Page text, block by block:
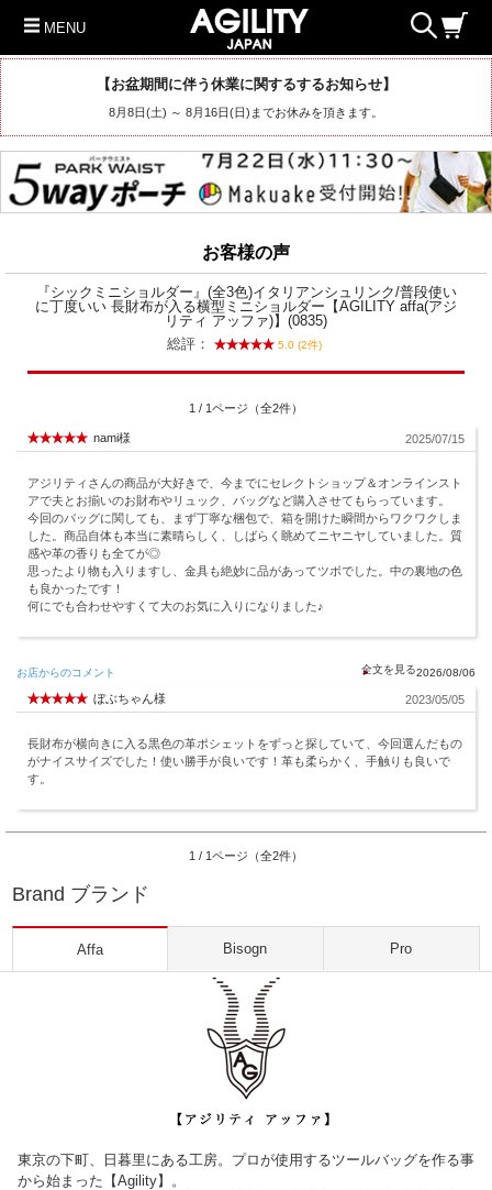
MENU
【お盆期間に伴う休業に関するするお知らせ】
8月8日(土) ～ 8月16日(日)までお休みを頂きます。
お客様の声
『シックミニショルダー』(全3色)イタリアンシュリンク/普段使い
に丁度いい 長財布が入る横型ミニショルダー【AGILITY affa(アジ
リティ アッファ)】(0835)
総評：
5.0 (2件)
1 / 1ページ（全2件）
nami様 2025/07/15
アジリティさんの商品が大好きで、今までにセレクトショップ＆オンラインスト
アで夫とお揃いのお財布やリュック、バッグなど購入させてもらっています。
今回のバッグに関しても、まず丁寧な梱包で、箱を開けた瞬間からワクワクしま
した。商品自体も本当に素晴らしく、しばらく眺めてニヤニヤしていました。質
感や革の香りも全てが◎
思ったより物も入りますし、金具も絶妙に品があってツボでした。中の裏地の色
も良かったです！
何にでも合わせやすくて大のお気に入りになりました♪
お店からのコメント 2026/08/06
ぼぶちゃん様 2023/05/05
長財布が横向きに入る黒色の革ポシェットをずっと探していて、今回選んだもの
がナイスサイズでした！使い勝手が良いです！革も柔らかく、手触りも良いで
す。
1 / 1ページ（全2件）
Brand ブランド
Affa Bisogn Pro
東京の下町、日暮里にある工房。プロが使用するツールバッグを作る事
から始まった【Agility】。